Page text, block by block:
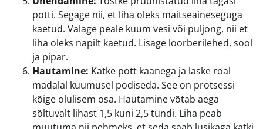
potti. Segage nii, et liha oleks maitseaineseguga
kaetud. Valage peale kuum vesi või puljong, nii et
liha oleks napilt kaetud. Lisage loorberilehed, sool
ja pipar.
Hautamine: Katke pott kaanega ja laske roal
madalal kuumusel podiseda. See on protsessi
kõige olulisem osa. Hautamine võtab aega
sõltuvalt lihast 1,5 kuni 2,5 tundi. Liha peab